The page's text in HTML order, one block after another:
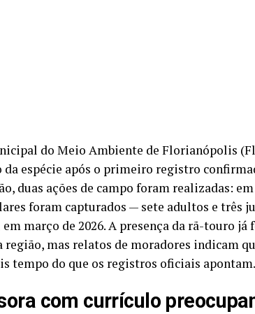
do Meio Ambiente de Florianópolis
espécie após o primeiro registro
duas ações de campo foram realizadas:
foram capturados — sete adultos e três
março de 2026. A presença da rã-touro
região, mas relatos de moradores indicam
tempo do que os registros oficiais apontam.
com currículo